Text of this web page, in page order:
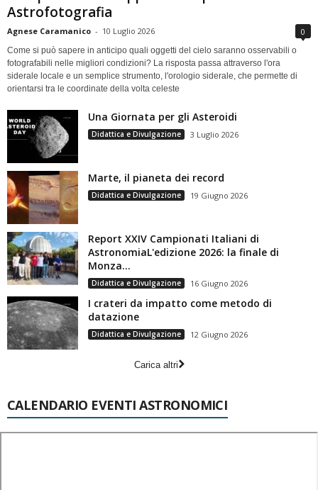
Astrofotografia
Agnese Caramanico - 10 Luglio 2026 0
Come si può sapere in anticipo quali oggetti del cielo saranno osservabili o
fotografabili nelle migliori condizioni? La risposta passa attraverso l'ora
siderale locale e un semplice strumento, l'orologio siderale, che permette di
orientarsi tra le coordinate della volta celeste
Una Giornata per gli Asteroidi
Didattica e Divulgazione 3 Luglio 2026
Marte, il pianeta dei record
Didattica e Divulgazione 19 Giugno 2026
Report XXIV Campionati Italiani di
AstronomiaL'edizione 2026: la finale di
Monza...
Didattica e Divulgazione 16 Giugno 2026
I crateri da impatto come metodo di
datazione
Didattica e Divulgazione 12 Giugno 2026
Carica altri
CALENDARIO EVENTI ASTRONOMICI